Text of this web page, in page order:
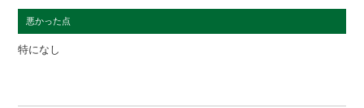
悪かった点
特になし